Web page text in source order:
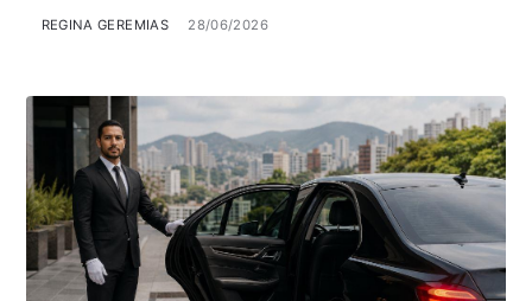
REGINA GEREMIAS 28/06/2026